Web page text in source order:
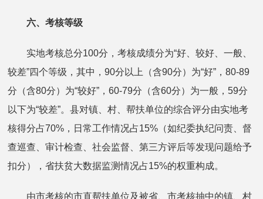
六、考核等级
实地考核总分100分，考核成绩分为“好、较好、一般、
较差”四个等级，其中，90分以上（含90分）为“好”，80-89
分（含80分）为“较好”，60-79分（含60分）为一般，59分
以下为“较差”。县对镇、村、帮扶单位的综合评分由实地考
核得分占70%，日常工作情况占15%（如纪委执纪问责、督
查巡查、审计检查、社会监督、第三方评后等发现问题给予
扣分），省扶贫大数据监测情况占15%的权重构成。
由市考核的市直帮扶单位及被省、市考核抽中的镇、村